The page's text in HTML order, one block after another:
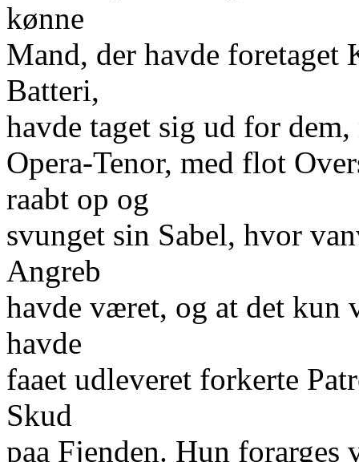
kønne
Mand, der havde foretaget
Batteri,
havde taget sig ud for dem,
Opera-Tenor, med flot
raabt op og
svunget sin Sabel, hvor
Angreb
havde været, og at det kun
havde
faaet udleveret forkerte
Skud
paa Fjenden. Hun